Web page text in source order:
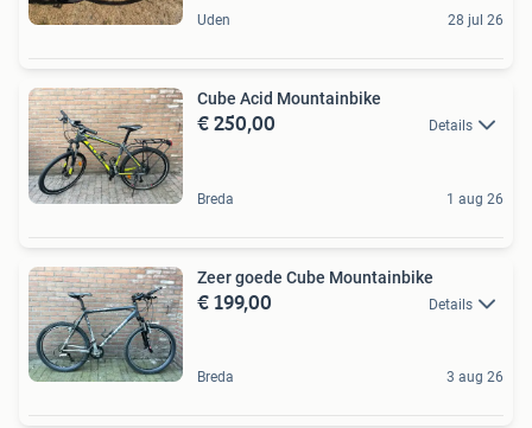
Uden 28 jul 26
Cube Acid Mountainbike
€ 250,00 Details
Breda 1 aug 26
Zeer goede Cube Mountainbike
€ 199,00 Details
Breda 3 aug 26